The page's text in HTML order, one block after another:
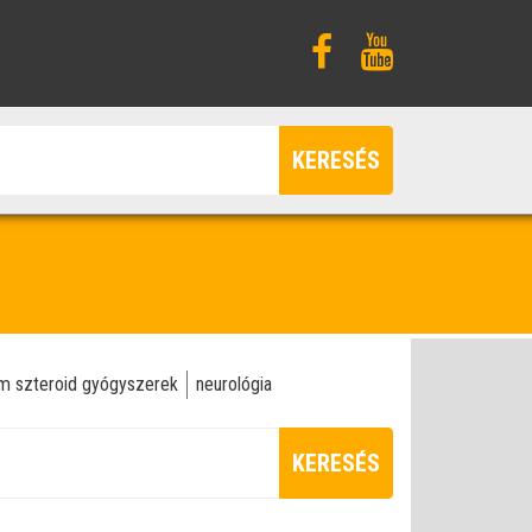
KERESÉS
szteroid gyógyszerek neurológia
KERESÉS